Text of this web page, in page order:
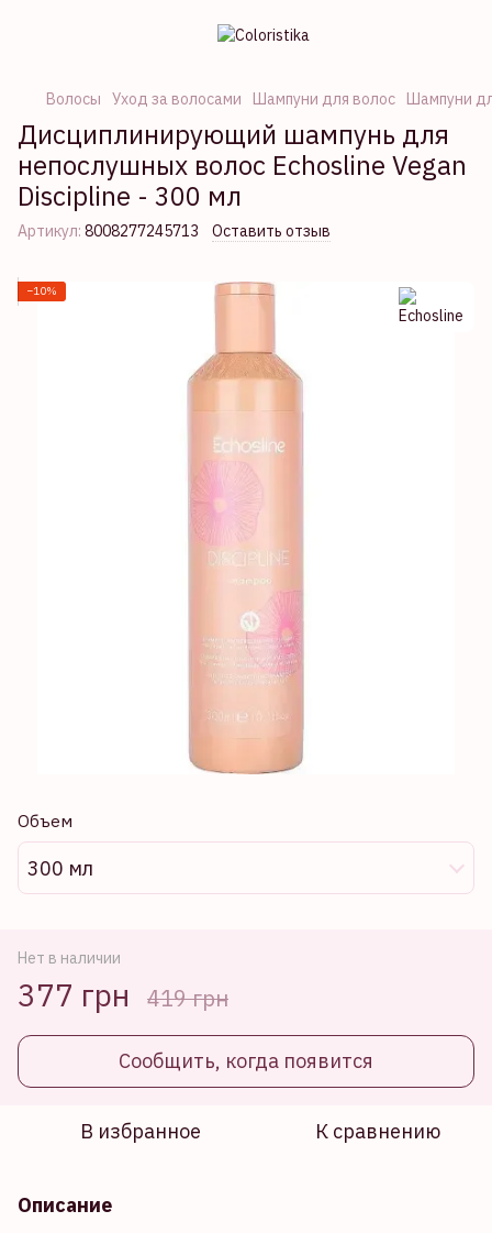
Волосы Уход за волосами Шампуни для волос Шампуни
Дисциплинирующий шампунь для
непослушных волос Echosline Vegan
Discipline - 300 мл
Артикул: 8008277245713 Оставить отзыв
−10%
Объем
300 мл
Нет в наличии
377 грн 419 грн
Сообщить, когда появится
В избранное К сравнению
Описание